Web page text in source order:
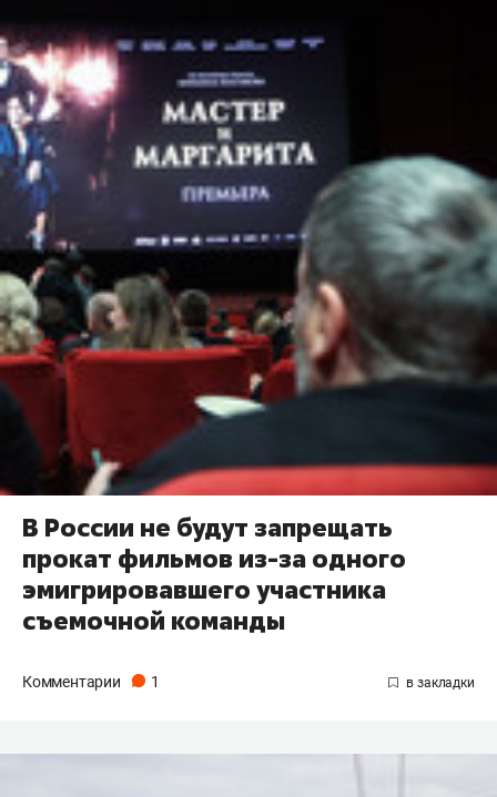
В России не будут запрещать
прокат фильмов из-за одного
эмигрировавшего участника
съемочной команды
Комментарии 1